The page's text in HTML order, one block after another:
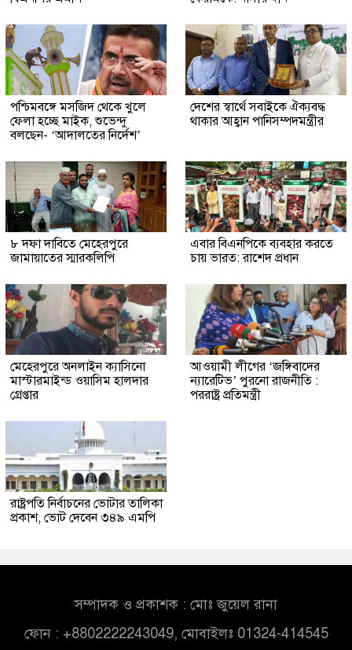
পশ্চিমবঙ্গে মসজিদ থেকে খুলে
ফেলা হচ্ছে মাইক, শুভেন্দু
বলছেন- ‘আদালতের নির্দেশ’
দেশের স্বার্থে সবাইকে ঐক্যবদ্ধ
থাকার আহ্বান পানিসম্পদমন্ত্রীর
৮ দফা দাবিতে মেহেরপুরে
জামায়াতের স্মারকলিপি
এবার বিএনপিকে ব্যবহার করতে
চায় ভারত: রাশেদ প্রধান
মেহেরপুরে অনলাইন ক্যাসিনো
মাস্টারমাইন্ড ওয়াসিম হালদার
গ্রেপ্তার
আওয়ামী লীগের ‘জঙ্গিবাদের
ন্যারেটিভ’ পুরনো রাজনীতি :
পররাষ্ট্র প্রতিমন্ত্রী
রাষ্ট্রপতি নির্বাচনের ভোটার তালিকা
প্রকাশ, ভোট দেবেন ৩৪৯ এমপি
সম্পাদক ও প্রকাশক : মোঃ জুয়েল রানা
ফোন : +8802222243049, মোবাইলঃ 01324-414545